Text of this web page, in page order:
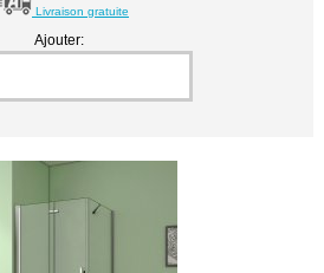
Livraison gratuite
Ajouter: